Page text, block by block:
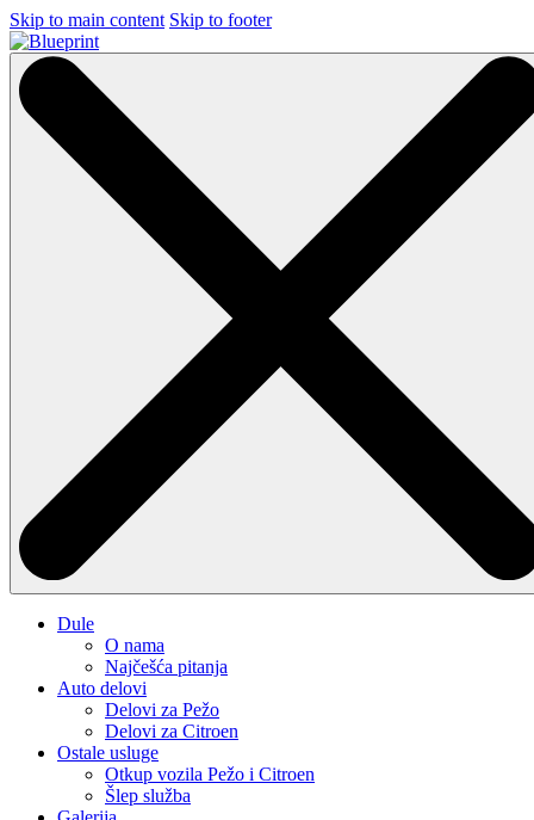
Skip to main content Skip to footer
Dule
O nama
Najčešća pitanja
Auto delovi
Delovi za Pežo
Delovi za Citroen
Ostale usluge
Otkup vozila Pežo i Citroen
Šlep služba